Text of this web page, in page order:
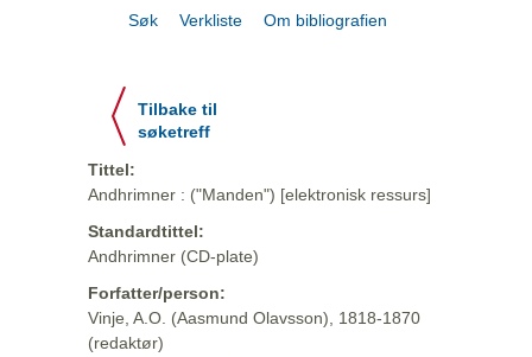
Søk Verkliste Om bibliografien
Tilbake til
søketreff
Tittel:
Andhrimner : ("Manden") [elektronisk ressurs]
Standardtittel:
Andhrimner (CD-plate)
Forfatter/person:
Vinje, A.O. (Aasmund Olavsson), 1818-1870
(redaktør)